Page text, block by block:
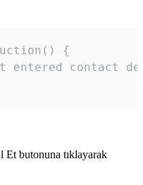
{
entered contact
butonuna tıklayarak